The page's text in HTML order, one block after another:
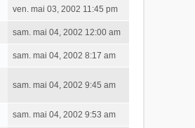
ven. mai 03, 2002 11:45 pm
sam. mai 04, 2002 12:00 am
sam. mai 04, 2002 8:17 am
sam. mai 04, 2002 9:45 am
sam. mai 04, 2002 9:53 am